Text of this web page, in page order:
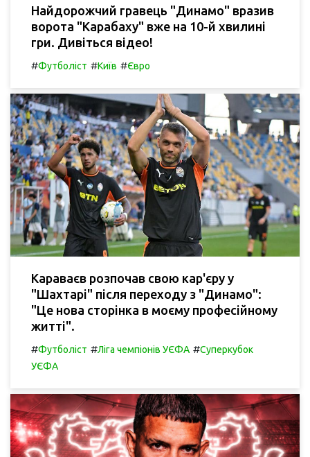
Найдорожчий гравець "Динамо" вразив
ворота "Карабаху" вже на 10-й хвилині
гри. Дивіться відео!
#Футболіст #Київ #Євро
Караваєв розпочав свою кар'єру у
"Шахтарі" після переходу з "Динамо":
"Це нова сторінка в моєму професійному
житті".
#Футболіст #Ліга чемпіонів УЄФА #Суперкубок
УЄФА